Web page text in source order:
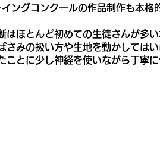
ングコンクールの作品制作も本格
はほとんど初めての生徒さんが多
さみの扱い方や生地を動かしては
ことに少し神経を使いながら丁寧